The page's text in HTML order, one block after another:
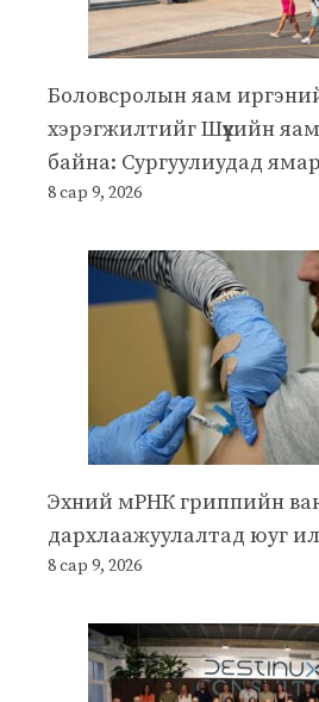
Боловсролын яам
хэрэгжилтийг Шүүхийн
байна: Сургуулиудад
8 сар 9, 2026
Эхний мРНК гриппийн
дархлаажуулалтад юуг
8 сар 9, 2026